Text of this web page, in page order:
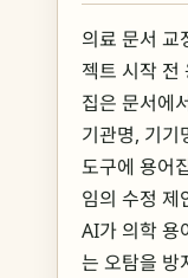
의료 문서 교
젝트 시작 전
집은 문서에
기관명, 기기
도구에 용어
임의 수정 제
AI가 의학 용
는 오탐을 방